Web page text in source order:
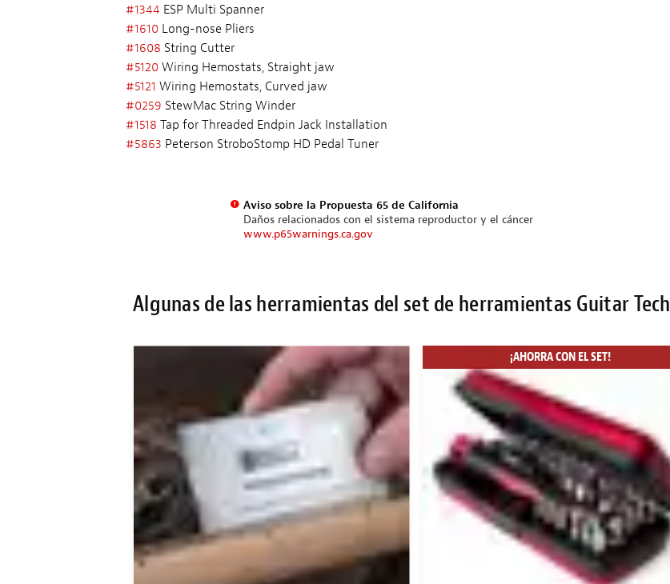
#1344 ESP Multi Spanner
#1610 Long-nose Pliers
#1608 String Cutter
#5120 Wiring Hemostats, Straight jaw
#5121 Wiring Hemostats, Curved jaw
#0259 StewMac String Winder
#1518 Tap for Threaded Endpin Jack Installation
#5863 Peterson StroboStomp HD Pedal Tuner
Aviso sobre la Propuesta 65 de California
Daños relacionados con el sistema reproductor y el cáncer
www.p65warnings.ca.gov
Algunas de las herramientas del set de herramientas Guitar Tech
¡AHORRA CON EL SET!